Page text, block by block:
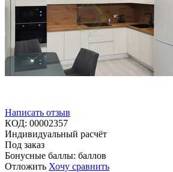
Написать отзыв
КОД: 00002357
Индивидуальный расчёт
Под заказ
Бонусные баллы: баллов
Отложить Хочу сравнить